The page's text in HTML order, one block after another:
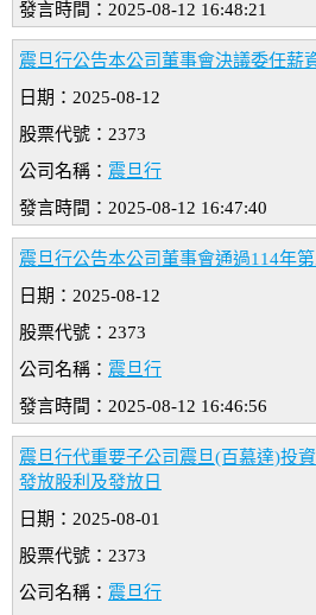
發言時間：2025-08-12 16:48:21
震旦行公告本公司董事會決議委任薪
日期：2025-08-12
股票代號：2373
公司名稱： 震旦行
發言時間：2025-08-12 16:47:40
震旦行公告本公司董事會通過114年
日期：2025-08-12
股票代號：2373
公司名稱： 震旦行
發言時間：2025-08-12 16:46:56
震旦行代重要子公司震旦(百慕達)投
發放股利及發放日
日期：2025-08-01
股票代號：2373
公司名稱： 震旦行